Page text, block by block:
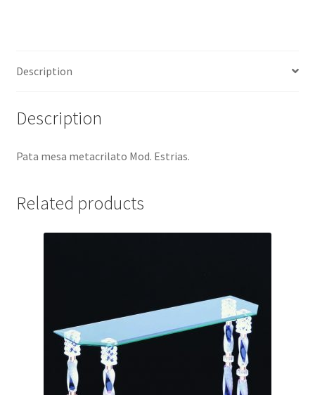
Description
Description
Pata mesa metacrilato Mod. Estrias.
Related products